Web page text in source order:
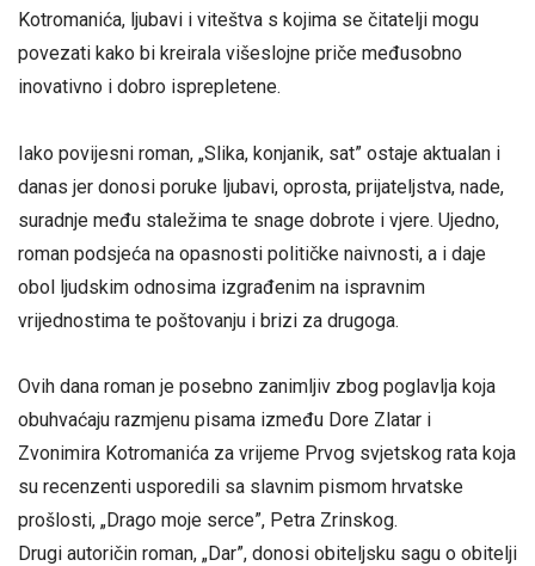
Kotromanića, ljubavi i viteštva s kojima se čitatelji mogu
povezati kako bi kreirala višeslojne priče međusobno
inovativno i dobro isprepletene.
Iako povijesni roman, „Slika, konjanik, sat” ostaje aktualan i
danas jer donosi poruke ljubavi, oprosta, prijateljstva, nade,
suradnje među staležima te snage dobrote i vjere. Ujedno,
roman podsjeća na opasnosti političke naivnosti, a i daje
obol ljudskim odnosima izgrađenim na ispravnim
vrijednostima te poštovanju i brizi za drugoga.
Ovih dana roman je posebno zanimljiv zbog poglavlja koja
obuhvaćaju razmjenu pisama između Dore Zlatar i
Zvonimira Kotromanića za vrijeme Prvog svjetskog rata koja
su recenzenti usporedili sa slavnim pismom hrvatske
prošlosti, „Drago moje serce”, Petra Zrinskog.
Drugi autoričin roman, „Dar”, donosi obiteljsku sagu o obitelji